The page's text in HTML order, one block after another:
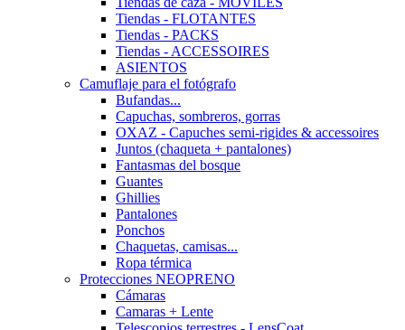
Tiendas - FLOTANTES
Tiendas - PACKS
Tiendas - ACCESSOIRES
ASIENTOS
Camuflaje para el fotógrafo
Bufandas...
Capuchas, sombreros, gorras
OXAZ - Capuches semi-rigides & accessoires
Juntos (chaqueta + pantalones)
Fantasmas del bosque
Guantes
Ghillies
Pantalones
Ponchos
Chaquetas, camisas...
Ropa térmica
Protecciones NEOPRENO
Cámaras
Camaras + Lente